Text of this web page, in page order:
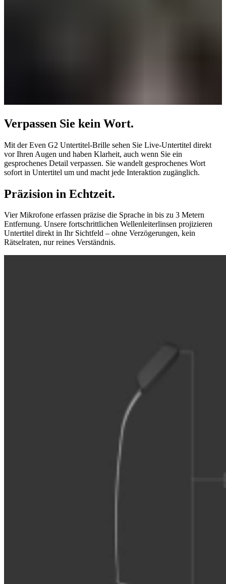
Verpassen Sie kein Wort.
Mit der Even G2 Untertitel-Brille sehen Sie Live-Untertitel direkt
vor Ihren Augen und haben Klarheit, auch wenn Sie ein
gesprochenes Detail verpassen. Sie wandelt gesprochenes Wort
sofort in Untertitel um und macht jede Interaktion zugänglich.
Präzision in Echtzeit.
Vier Mikrofone erfassen präzise die Sprache in bis zu 3 Metern
Entfernung. Unsere fortschrittlichen Wellenleiterlinsen projizieren
Untertitel direkt in Ihr Sichtfeld – ohne Verzögerungen, kein
Rätselraten, nur reines Verständnis.